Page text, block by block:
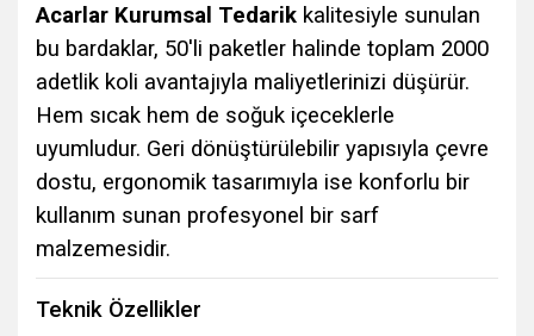
Acarlar Kurumsal Tedarik kalitesiyle sunulan
bu bardaklar, 50'li paketler halinde toplam 2000
adetlik koli avantajıyla maliyetlerinizi düşürür.
Hem sıcak hem de soğuk içeceklerle
uyumludur. Geri dönüştürülebilir yapısıyla çevre
dostu, ergonomik tasarımıyla ise konforlu bir
kullanım sunan profesyonel bir sarf
malzemesidir.
Teknik Özellikler